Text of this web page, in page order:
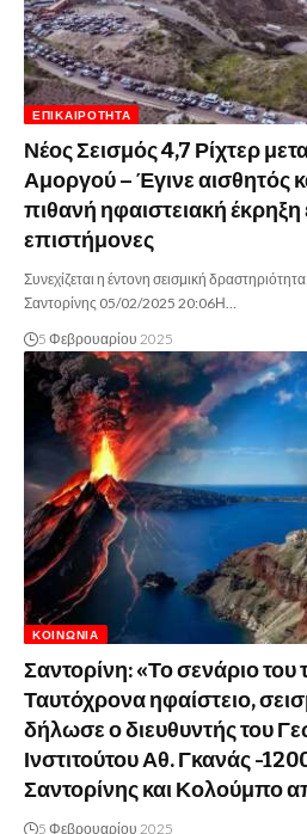
ΕΠΙΚΑΙΡΌΤΗΤΑ
Νέος Σεισμός 4,7 Ρίχτερ
Αμοργού – Έγινε αισθητός
πιθανή ηφαιστειακή
επιστήμονες
Συνεχίζεται η έντονη σεισμική
Σαντορίνης 05/02/2025 20:06Η…
5 Φεβρουαρίου 2025
ΚΟΙΝΩΝΊΑ
Σαντορίνη: «Το σενάριο του
Ταυτόχρονα ηφαίστειο,
δήλωσε ο διευθυντής του
Ινστιτούτου Αθ. Γκανάς -
Σαντορίνης και Κολούμπο
5 Φεβρουαρίου 2025